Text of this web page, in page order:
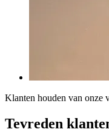
Klanten houden van onze
Tevreden